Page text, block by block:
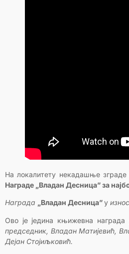
На локалитету некадашње зграде
Награде „Владан Десница” за
Награда „Владан Десница”у
Ово је једина књижевна
председник, Владан Матијевић,
Дејан Стојиљковић.